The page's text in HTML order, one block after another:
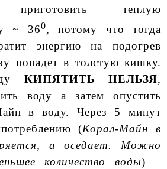
приготовить теплую
~ 360, потому что тогда
энергию на подогрев
попадет в толстую кишку.
КИПЯТИТЬ НЕЛЬЗЯ,
воду а затем опустить
в воду. Через 5 минут
(Корал-Майн в
а оседает. Можно
количество воды) –